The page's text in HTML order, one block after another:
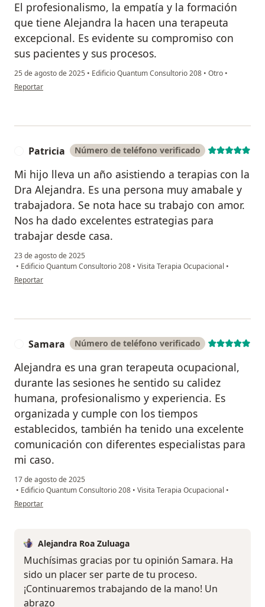
El profesionalismo, la empatía y la formación
que tiene Alejandra la hacen una terapeuta
excepcional. Es evidente su compromiso con
sus pacientes y sus procesos.
25 de agosto de 2025 • Edificio Quantum Consultorio 208 • Otro •
en opinión del usuario Paola Constantín
Reportar
Patricia Número de teléfono verificado
Mi hijo lleva un año asistiendo a terapias con la
Dra Alejandra. Es una persona muy amabale y
trabajadora. Se nota hace su trabajo con amor.
Nos ha dado excelentes estrategias para
trabajar desde casa.
23 de agosto de 2025
• Edificio Quantum Consultorio 208 • Visita Terapia Ocupacional •
en opinión del usuario Patricia
Reportar
Samara Número de teléfono verificado
Alejandra es una gran terapeuta ocupacional,
durante las sesiones he sentido su calidez
humana, profesionalismo y experiencia. Es
organizada y cumple con los tiempos
establecidos, también ha tenido una excelente
comunicación con diferentes especialistas para
mi caso.
17 de agosto de 2025
• Edificio Quantum Consultorio 208 • Visita Terapia Ocupacional •
en opinión del usuario Samara
Reportar
Alejandra Roa Zuluaga
Muchísimas gracias por tu opinión Samara. Ha
sido un placer ser parte de tu proceso.
¡Continuaremos trabajando de la mano! Un
abrazo